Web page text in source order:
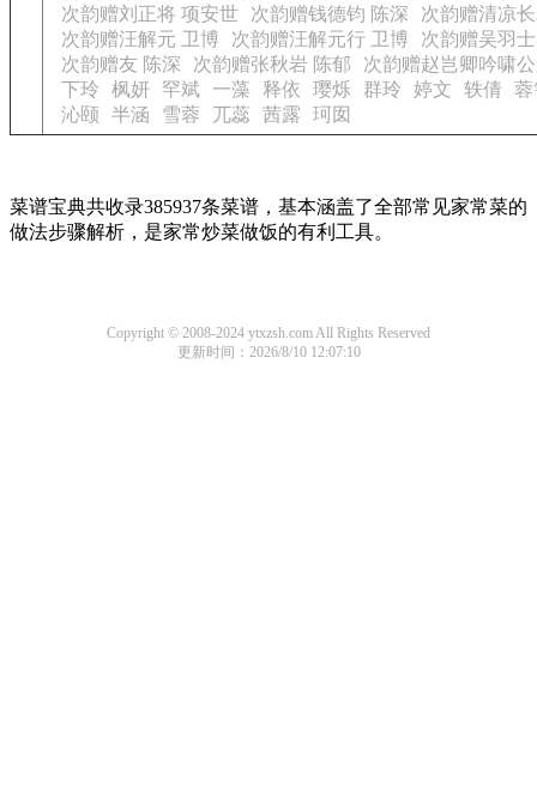
次韵赠刘正将 项安世
次韵赠钱德钧 陈深
次韵赠清凉
次韵赠汪解元 卫博
次韵赠汪解元行 卫博
次韵赠吴羽
次韵赠友 陈深
次韵赠张秋岩 陈郁
次韵赠赵岂卿吟啸
下玲
枫妍 罕斌 一藻 释依 璎烁 群玲 婷文 轶倩
蓉
沁颐
半涵 雪蓉 兀蕊 茜露 珂囡
菜谱宝典共收录385937条菜谱，基本涵盖了全部常见家常菜的
做法步骤解析，是家常炒菜做饭的有利工具。
Copyright © 2008-2024 ytxzsh.com All Rights Reserved
更新时间：2026/8/10 12:07:10